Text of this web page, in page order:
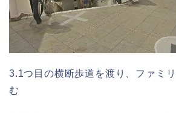
3.1つ目の横断歩道を渡り、ファミ
む